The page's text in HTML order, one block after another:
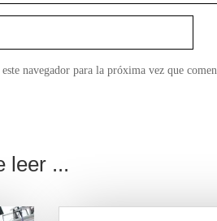
navegador para la próxima vez que
leer ...